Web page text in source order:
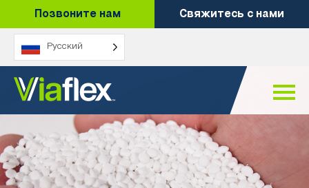
Перейти
содержанию
Позвоните нам Свяжитесь с нами
Русский